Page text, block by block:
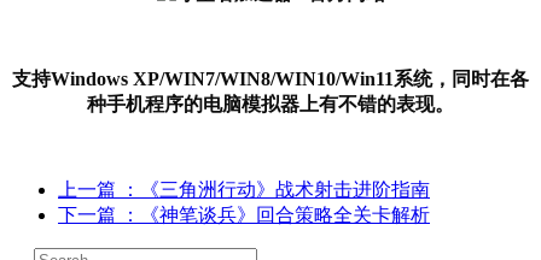
支持Windows XP/WIN7/WIN8/WIN10/Win11系统，同时在各
种手机程序的电脑模拟器上有不错的表现。
上一篇
：《三角洲行动》战术射击进阶指南
下一篇
：《神笔谈兵》回合策略全关卡解析